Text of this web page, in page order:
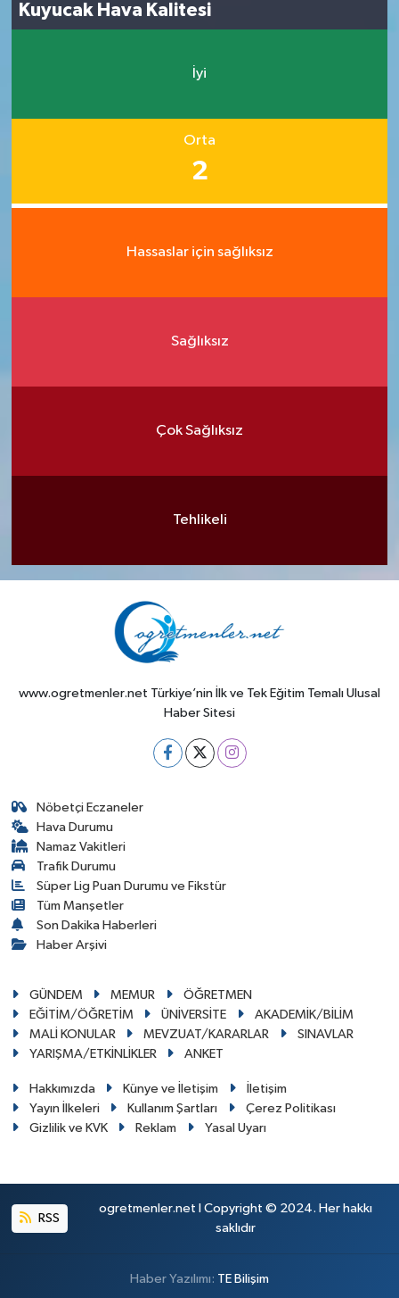
Kuyucak Hava Kalitesi
İyi
Orta
2
Hassaslar için sağlıksız
Sağlıksız
Çok Sağlıksız
Tehlikeli
www.ogretmenler.net Türkiye’nin İlk ve Tek Eğitim Temalı Ulusal
Haber Sitesi
Nöbetçi Eczaneler
Hava Durumu
Namaz Vakitleri
Trafik Durumu
Süper Lig Puan Durumu ve Fikstür
Tüm Manşetler
Son Dakika Haberleri
Haber Arşivi
GÜNDEM MEMUR
ÖĞRETMEN
EĞİTİM/ÖĞRETİM
ÜNİVERSİTE
AKADEMİK/BİLİM
MALİ KONULAR
MEVZUAT/KARARLAR
SINAVLAR
YARIŞMA/ETKİNLİKLER
ANKET
Hakkımızda Künye ve İletişim
İletişim
Yayın İlkeleri
Kullanım Şartları
Çerez Politikası
Gizlilik ve KVK
Reklam Yasal Uyarı
RSS
ogretmenler.net I Copyright © 2024. Her hakkı
saklıdır
Haber Yazılımı: TE Bilişim